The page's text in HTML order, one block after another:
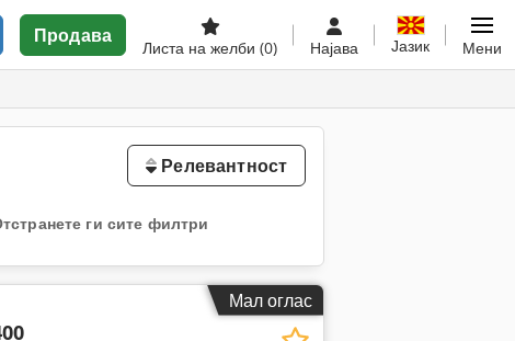
Продава
Листа на желби (0) Најава Јазик Мени
Релевантност
ги сите филтри
Мал оглас